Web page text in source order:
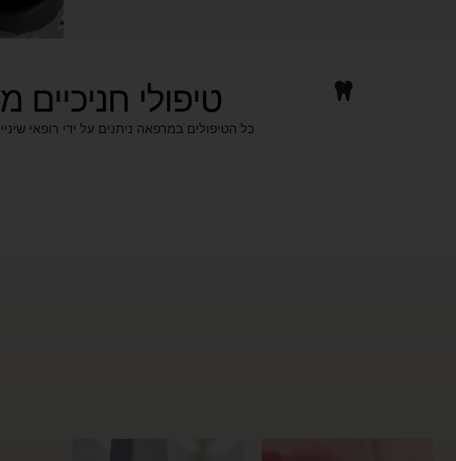
טיפולי חניכיים
כל הטיפולים במרפאה ניתנים על ידי רופאי